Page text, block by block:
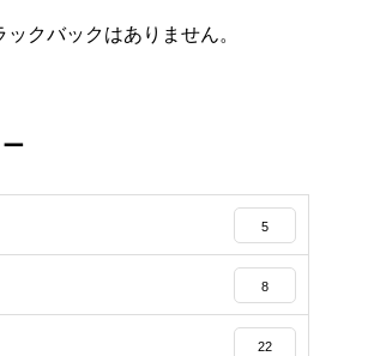
クバックはありません。
5
8
22